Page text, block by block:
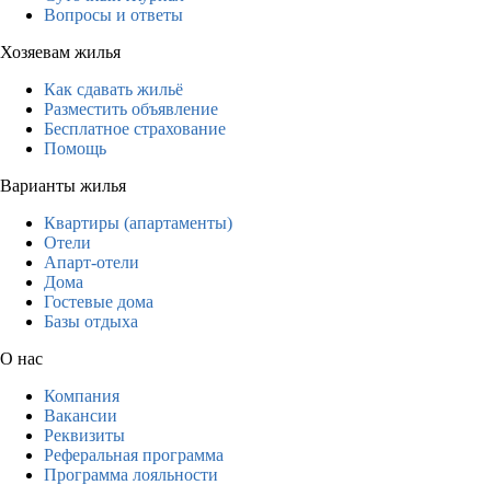
Вопросы и ответы
Хозяевам жилья
Как сдавать жильё
Разместить объявление
Бесплатное страхование
Помощь
Варианты жилья
Квартиры (апартаменты)
Отели
Апарт-отели
Дома
Гостевые дома
Базы отдыха
О нас
Компания
Вакансии
Реквизиты
Реферальная программа
Программа лояльности